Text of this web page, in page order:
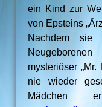
ein Kind zur
von Epsteins
Nachdem
mysteriöser
nie wieder
Mädchen